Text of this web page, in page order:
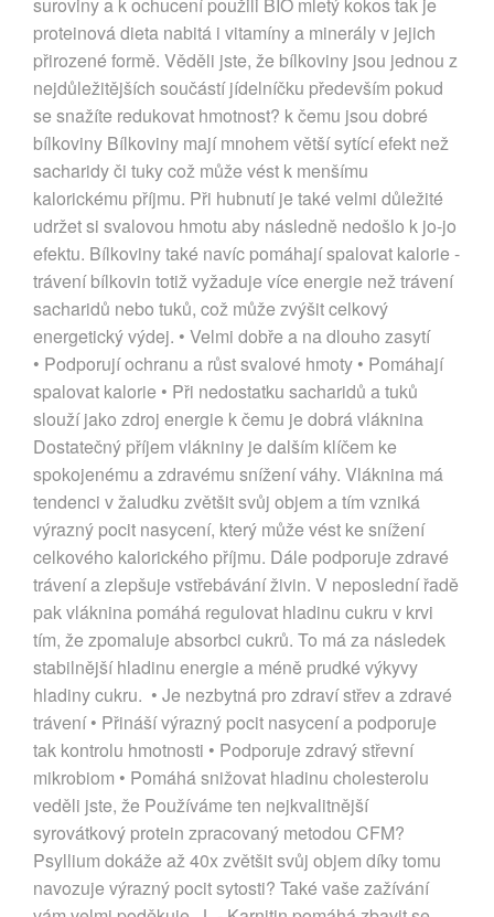
proteinová dieta nabitá i vitamíny a minerály v jejich
přirozené formě. Věděli jste, že bílkoviny jsou jednou z
nejdůležitějších součástí jídelníčku především pokud
se snažíte redukovat hmotnost? k čemu jsou dobré
bílkoviny Bílkoviny mají mnohem větší sytící efekt než
sacharidy či tuky což může vést k menšímu
kalorickému příjmu. Při hubnutí je také velmi důležité
udržet si svalovou hmotu aby následně nedošlo k jo-jo
efektu. Bílkoviny také navíc pomáhají spalovat kalorie -
trávení bílkovin totiž vyžaduje více energie než trávení
sacharidů nebo tuků, což může zvýšit celkový
energetický výdej. • Velmi dobře a na dlouho zasytí
• Podporují ochranu a růst svalové hmoty • Pomáhají
spalovat kalorie • Při nedostatku sacharidů a tuků
slouží jako zdroj energie k čemu je dobrá vláknina
Dostatečný příjem vlákniny je dalším klíčem ke
spokojenému a zdravému snížení váhy. Vláknina má
tendenci v žaludku zvětšit svůj objem a tím vzniká
výrazný pocit nasycení, který může vést ke snížení
celkového kalorického příjmu. Dále podporuje zdravé
trávení a zlepšuje vstřebávání živin. V neposlední řadě
pak vláknina pomáhá regulovat hladinu cukru v krvi
tím, že zpomaluje absorbci cukrů. To má za následek
stabilnější hladinu energie a méně prudké výkyvy
hladiny cukru. • Je nezbytná pro zdraví střev a zdravé
trávení • Přináší výrazný pocit nasycení a podporuje
tak kontrolu hmotnosti • Podporuje zdravý střevní
mikrobiom • Pomáhá snižovat hladinu cholesterolu
veděli jste, že Používáme ten nejkvalitnější
syrovátkový protein zpracovaný metodou CFM?
Psyllium dokáže až 40x zvětšit svůj objem díky tomu
navozuje výrazný pocit sytosti? Také vaše zažívání